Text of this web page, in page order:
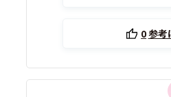
0参考